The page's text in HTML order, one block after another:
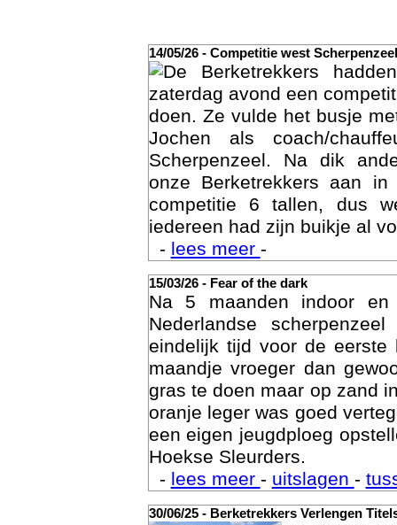
14/05/26 - Competitie west Scherpenzeel
De Berketrekkers
zaterdag avond een
doen. Ze vulde het busje
Jochen als coach/
Scherpenzeel. Na dik
onze Berketrekkers aan
competitie 6 tallen, dus
iedereen had zijn buikje al
-lees meer-
15/03/26 - Fear of the dark
Na 5 maanden indoor
Nederlandse
eindelijk tijd voor de eerste
maandje vroeger dan
gras te doen maar op zand
oranje leger was goed
een eigen jeugdploeg
Hoekse Sleurders.
-lees meer-uitslagen-